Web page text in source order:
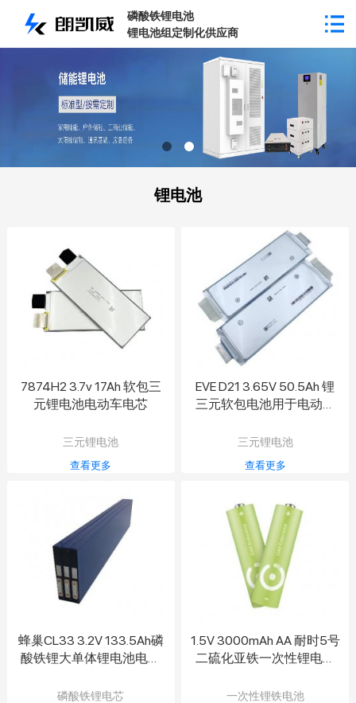
磷酸铁锂电池
锂电池组定制化供应商
锂电池
7874H2 3.7v 17Ah 软包三
元锂电池电动车电芯
三元锂电池
查看更多
EVE D21 3.65V 50.5Ah 锂
三元软包电池用于电动汽
三元锂电池
查看更多
蜂巢CL33 3.2V 133.5Ah磷
酸铁锂大单体锂电池电瓶
磷酸铁锂电芯
1.5V 3000mAh AA 耐时5号
二硫化亚铁一次性锂电池
一次性锂铁电池